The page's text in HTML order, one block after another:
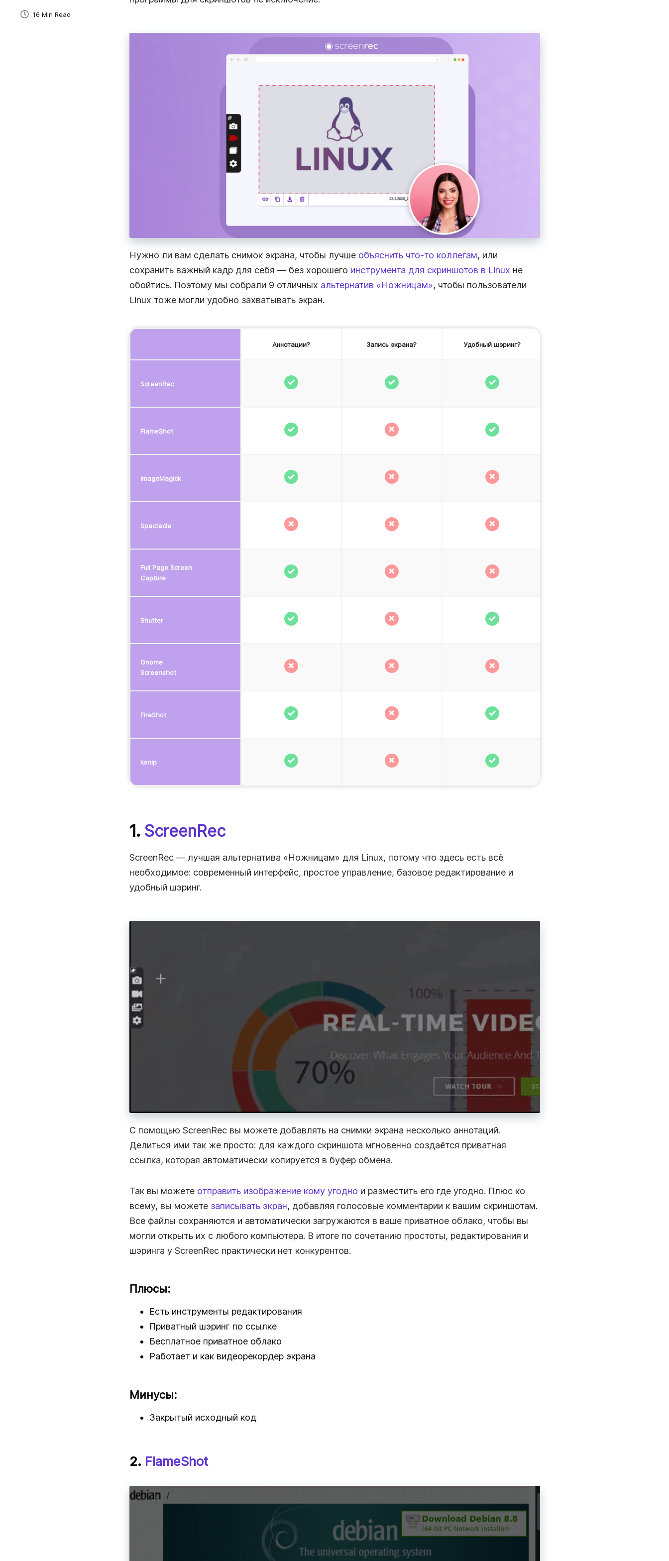
коммуникацию с клиентами.
Онлайн-Обучение
Ускоряйте адаптацию и добавляйте личный подход с
Ускоряйте рабочую коммуникацию с помощью
Удалённая Работа
Оставайтесь на связи, делитесь новостями и
работайте вместе быстрее с помощью мгновенных
видеосообщений.
Записывать Прямые Трансляции
Записывайте прямые трансляции со звуком так
Нужно ли вам сделать снимок экрана, чтобы лучше объяснить что‑то коллегам, или
сохранить важный кадр для себя — без хорошего инструмента для скриншотов в Linux не
обойтись. Поэтому мы собрали 9 отличных альтернатив «Ножницам», чтобы пользователи
Linux тоже могли удобно захватывать экран.
Аннотации? Запись экрана? Удобный шэринг?
ScreenRec
FlameShot
ImageMagick
Spectacle
Full Page Screen
Capture
Shutter
Gnome
Screenshot
FireShot
ksnip
1. ScreenRec
ScreenRec — лучшая альтернатива «Ножницам» для Linux, потому что здесь есть всё
необходимое: современный интерфейс, простое управление, базовое редактирование и
удобный шэринг.
С помощью ScreenRec вы можете добавлять на снимки экрана несколько аннотаций.
Делиться ими так же просто: для каждого скриншота мгновенно создаётся приватная
ссылка, которая автоматически копируется в буфер обмена.
Так вы можете отправить изображение кому угодно и разместить его где угодно. Плюс ко
всему, вы можете записывать экран, добавляя голосовые комментарии к вашим скриншотам.
Все файлы сохраняются и автоматически загружаются в ваше приватное облако, чтобы вы
могли открыть их с любого компьютера. В итоге по сочетанию простоты, редактирования и
шэринга у ScreenRec практически нет конкурентов.
Плюсы:
Есть инструменты редактирования
Приватный шэринг по ссылке
Бесплатное приватное облако
Работает и как видеорекордер экрана
Минусы:
Закрытый исходный код
2. FlameShot
16 Min Read